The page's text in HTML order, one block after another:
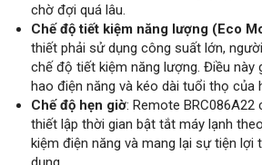
chờ đợi quá lâu.
Chế độ tiết kiệm năng lượng (Eco
thiết phải sử dụng công suất lớn,
chế độ tiết kiệm năng lượng. Điều này
hao điện năng và kéo dài tuổi thọ của
Chế độ hẹn giờ: Remote BRC086A22
thiết lập thời gian bật tắt máy lạnh
kiệm điện năng và mang lại sự tiện lợi